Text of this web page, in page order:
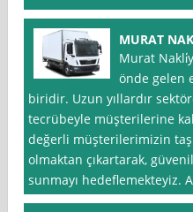
MURAT
Murat
önde gelen
biridir. Uzun yıllardır
tecrübeyle müşterilerine
değerli müşterilerimizin
olmaktan çıkartarak,
sunmayı hedeflemekteyiz.